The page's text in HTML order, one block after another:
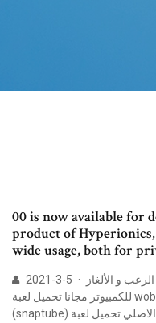
00 is now available for
product of
wide usage, both for
2021-3-5 · تحميل لعبة الرعب و الألغاز Little Nightmares 2
للكمبيوتر مجانا تحميل لعبة wobbly life للكمبيوتر مجانا تحميل سناب تيوب
(snaptube) النسخة القديمة الاصفر الاصلي تحميل لعبة Snowtopia